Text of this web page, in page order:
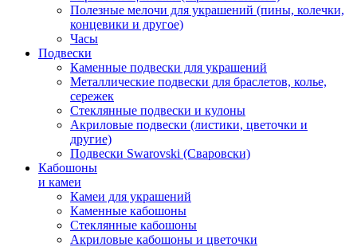
Полезные мелочи для украшений (пины, колечки,
концевики и другое)
Часы
Подвески
Каменные подвески для украшений
Металлические подвески для браслетов, колье,
сережек
Стеклянные подвески и кулоны
Акриловые подвески (листики, цветочки и
другие)
Подвески Swarovski (Сваровски)
Кабошоны
и камеи
Камеи для украшений
Каменные кабошоны
Стеклянные кабошоны
Акриловые кабошоны и цветочки